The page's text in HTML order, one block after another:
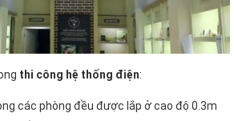
thi công hệ thống điện:
các phòng đều được lắp ở cao độ 0.3m